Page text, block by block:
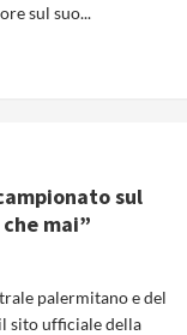
sul suo...
sul
mai”
palermitano e del
sito ufficiale della